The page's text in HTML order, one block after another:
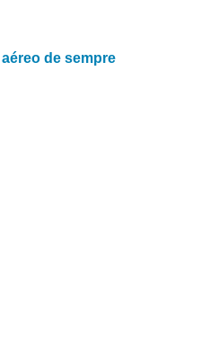
de sempre